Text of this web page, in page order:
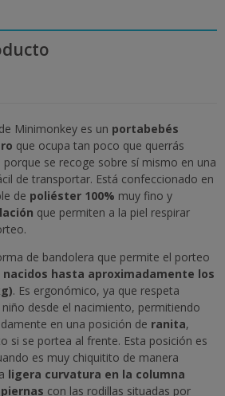
Minimonkey es un portabebés
que ocupa tan poco que querrás
se recoge sobre sí mismo en una
de transportar. Está confeccionado en
de poliéster 100% muy fino y
que permiten a la piel respirar
de bandolera que permite el porteo
nacidos hasta aproximadamente los
. Es ergonómico, ya que respeta
niño desde el nacimiento, permitiendo
en una posición de ranita,
si se portea al frente. Esta posición es
es muy chiquitito de manera
ligera curvatura en la columna
con las rodillas situadas por